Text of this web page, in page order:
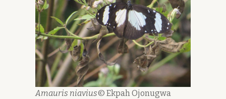
Amauris niavius© Ekpah Ojonugwa